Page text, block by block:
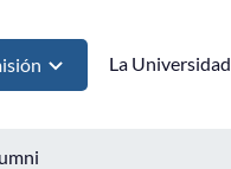
La Universidad